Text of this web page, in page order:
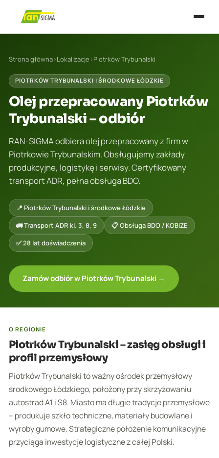
Strona główna›Lokalizacje ›Piotrków Trybunalski
PIOTRKÓW TRYBUNALSKI I ŚRODKOWE ŁÓDZKIE
Olej przepracowany Piotrków
Trybunalski – odbiór
RAN-SIGMA odbiera olej przepracowany z firm w
Piotrkowie Trybunalskim. Obsługujemy zakłady
produkcyjne, logistykę i serwisy. Certyfikowany
transport ADR, pełna obsługa BDO.
📍 Piotrków Trybunalski i środkowe Łódzkie
🚛 Transport ADR kl. 3, 8, 9
📋 Obsługa BDO / KOBiZE
✅ 28 lat doświadczenia
Zamów odbiór w Piotrków Trybunalski →
O REGIONIE
Piotrków Trybunalski – zasięg obsługi i
profil przemysłowy
Piotrków Trybunalski to ważny ośrodek przemysłowy
środkowego Łódzkiego, położony przy skrzyżowaniu
autostrad A1 i S8. Miasto ma długie tradycje przemysłowe
– produkuje szkło techniczne, materiały budowlane i
wyroby gumowe. Strategiczne położenie komunikacyjne
przyciąga inwestycje logistyczne z całej Polski.